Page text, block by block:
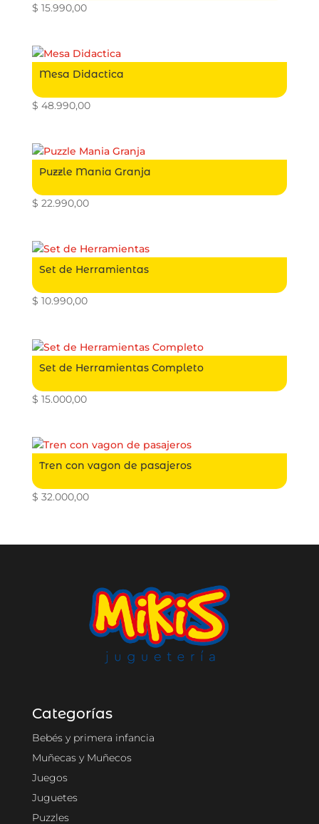
$ 15.990,00
Mesa Didactica
$ 48.990,00
Puzzle Mania Granja
$ 22.990,00
Set de Herramientas
$ 10.990,00
Set de Herramientas Completo
$ 15.000,00
Tren con vagon de pasajeros
$ 32.000,00
Categorías
Bebés y primera infancia
Muñecas y Muñecos
Juegos
Juguetes
Puzzles